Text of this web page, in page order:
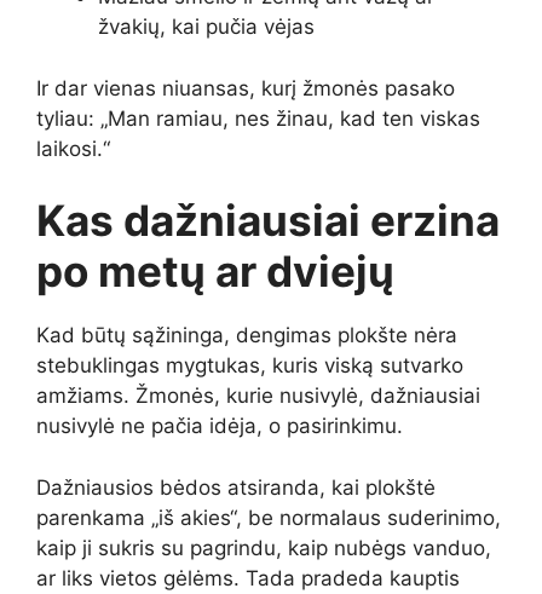
žvakių, kai pučia vėjas
Ir dar vienas niuansas, kurį žmonės pasako
tyliau: „Man ramiau, nes žinau, kad ten viskas
laikosi.“
Kas dažniausiai erzina
po metų ar dviejų
Kad būtų sąžininga, dengimas plokšte nėra
stebuklingas mygtukas, kuris viską sutvarko
amžiams. Žmonės, kurie nusivylė, dažniausiai
nusivylė ne pačia idėja, o pasirinkimu.
Dažniausios bėdos atsiranda, kai plokštė
parenkama „iš akies“, be normalaus suderinimo,
kaip ji sukris su pagrindu, kaip nubėgs vanduo,
ar liks vietos gėlėms. Tada pradeda kauptis